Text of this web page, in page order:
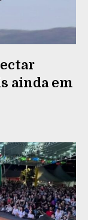
ainda em